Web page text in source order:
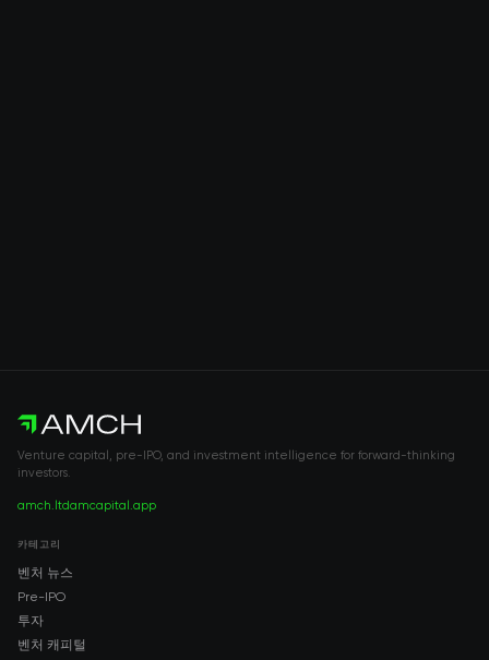
Venture capital, pre-IPO, and investment intelligence for forward-thinking
investors.
amch.ltdamcapital.app
카테고리
벤처 뉴스
Pre-IPO
투자
벤처 캐피털